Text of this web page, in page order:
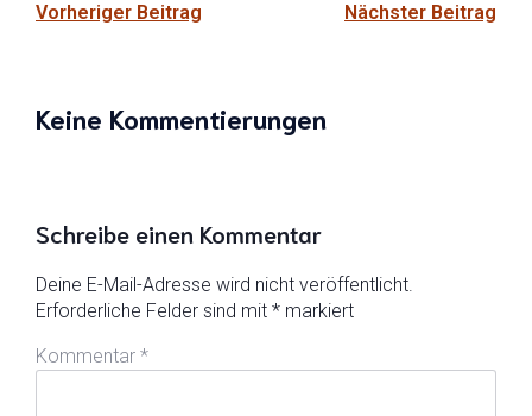
Vorheriger Beitrag Nächster Beitrag
Keine Kommentierungen
Schreibe einen Kommentar
Deine E-Mail-Adresse wird nicht veröffentlicht.
Erforderliche Felder sind mit * markiert
Kommentar *